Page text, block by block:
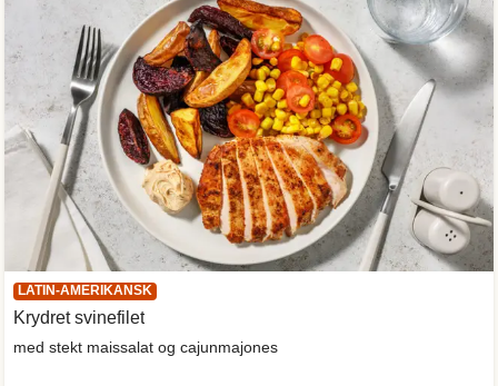
LATIN-AMERIKANSK
Krydret svinefilet
med stekt maissalat og cajunmajones